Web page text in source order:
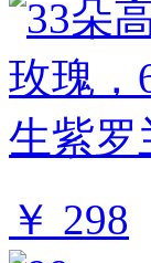
￥ 298